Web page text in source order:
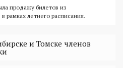
продажу билетов из
рамках летнего расписания.
и Томске членов